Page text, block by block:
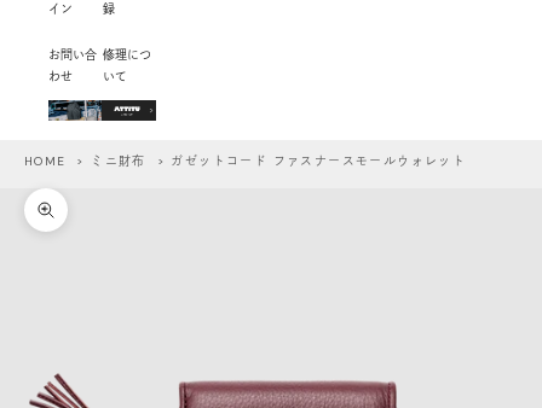
イン
録
お問い合
わせ
修理につ
いて
HOME > ミニ財布 > ガゼットコード ファスナースモールウォレット
ズームイン